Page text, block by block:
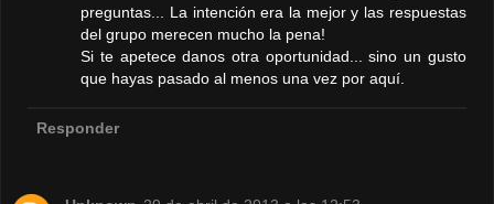
preguntas... La intención era la mejor y las respuestas
del grupo merecen mucho la pena!
Si te apetece danos otra oportunidad... sino un gusto
que hayas pasado al menos una vez por aquí.
Responder